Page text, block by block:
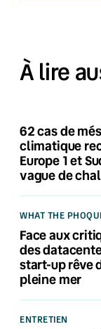
À lire
62 cas de
climatique
Europe 1 et
vague de
WHAT THE
Face aux
des
start-up rêve
pleine mer
ENTRETIEN